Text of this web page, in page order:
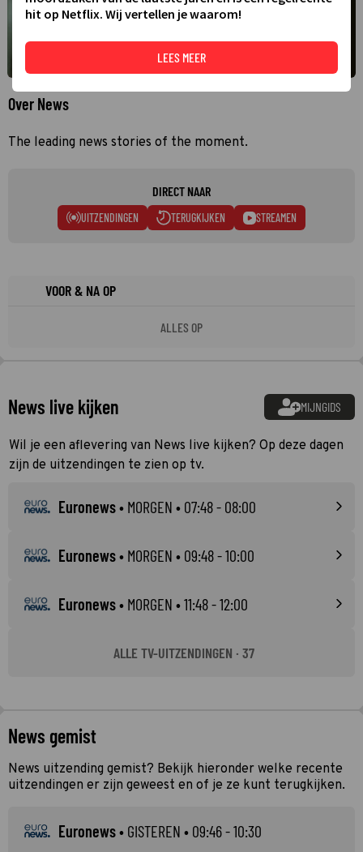
Over News
The leading news stories of the moment.
DIRECT NAAR
UITZENDINGEN TERUGKIJKEN STREAMEN
VOOR & NA OP
ALLES OP
News live kijken MIJNGIDS
Wil je een aflevering van News live kijken? Op deze dagen
zijn de uitzendingen te zien op tv.
Euronews• MORGEN • 07:48 - 08:00
Euronews• MORGEN • 09:48 - 10:00
Euronews• MORGEN • 11:48 - 12:00
ALLE TV-UITZENDINGEN · 37
News gemist
News uitzending gemist? Bekijk hieronder welke recente
uitzendingen er zijn geweest en of je ze kunt terugkijken.
Euronews• GISTEREN • 09:46 - 10:30
hit op Netflix. Wij vertellen je waarom!
LEES MEER